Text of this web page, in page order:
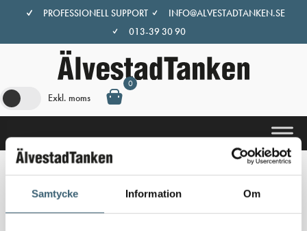
Samtycke Information Om
innehåll
PROFESSIONELL SUPPORT
INFO@ALVESTADTANKEN.SE
013-39 30 90
Exkl. moms
0
urea